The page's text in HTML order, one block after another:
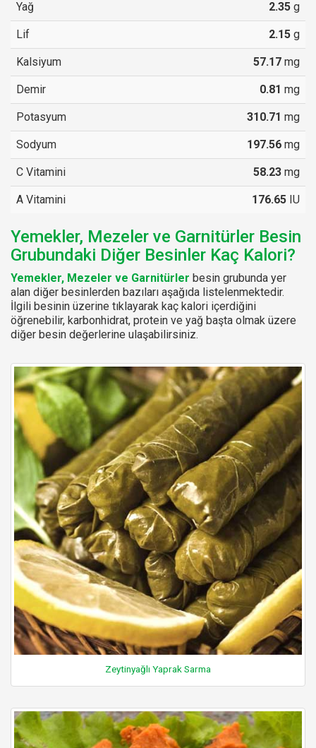
Yağ 2.35 g
Lif 2.15 g
Kalsiyum 57.17 mg
Demir 0.81 mg
Potasyum 310.71 mg
Sodyum 197.56 mg
C Vitamini 58.23 mg
A Vitamini 176.65 IU
Yemekler, Mezeler ve Garnitürler Besin
Grubundaki Diğer Besinler Kaç Kalori?
Yemekler, Mezeler ve Garnitürler besin grubunda yer
alan diğer besinlerden bazıları aşağıda listelenmektedir.
İlgili besinin üzerine tıklayarak kaç kalori içerdiğini
öğrenebilir, karbonhidrat, protein ve yağ başta olmak üzere
diğer besin değerlerine ulaşabilirsiniz.
Zeytinyağlı Yaprak Sarma